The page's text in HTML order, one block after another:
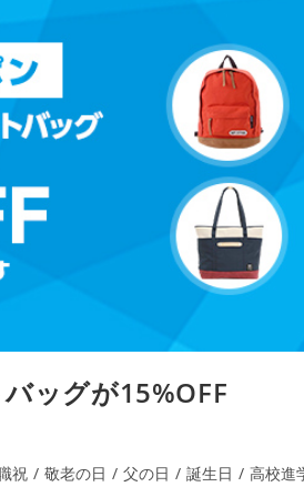
ッグが15%OFF
祝 / 敬老の日 / 父の日 / 誕生日 / 高校進